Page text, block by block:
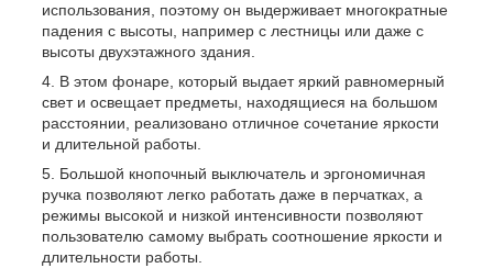
использования, поэтому он выдерживает многократные
падения с высоты, например с лестницы или даже с
высоты двухэтажного здания.
В этом фонаре, который выдает яркий равномерный
свет и освещает предметы, находящиеся на большом
расстоянии, реализовано отличное сочетание яркости
и длительной работы.
Большой кнопочный выключатель и эргономичная
ручка позволяют легко работать даже в перчатках, а
режимы высокой и низкой интенсивности позволяют
пользователю самому выбрать соотношение яркости и
длительности работы.